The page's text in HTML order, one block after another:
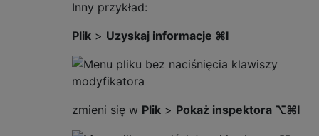
Inny przykład:
Plik > Uzyskaj informacje ⌘I
zmieni się w Plik > Pokaż inspektora ⌥⌘I